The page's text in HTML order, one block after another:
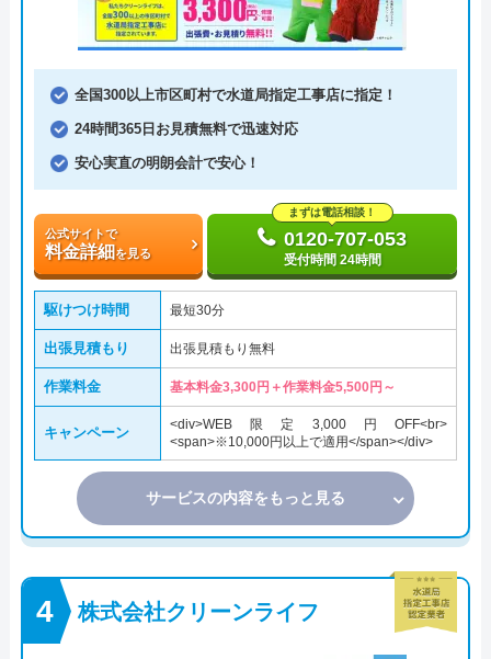
全国300以上市区町村で水道局指定工事店に指定！
24時間365日お見積無料で迅速対応
安心実直の明朗会計で安心！
公式サイトで
料金詳細を見る
まずは電話相談！
0120-707-053
受付時間 24時間
駆けつけ時間 最短30分
出張見積もり 出張見積もり無料
作業料金 基本料金3,300円＋作業料金5,500円～
キャンペーン
<div>WEB限定3,000円OFF<br>
<span>※10,000円以上で適用</span></div>
サービスの内容をもっと見る
株式会社クリーンライフ